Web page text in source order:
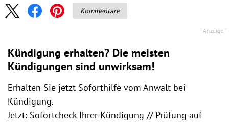
Kommentare
Kündigung erhalten? Die meisten
Kündigungen sind unwirksam!
Erhalten Sie jetzt Soforthilfe vom Anwalt bei
Kündigung.
Jetzt: Sofortcheck Ihrer Kündigung // Prüfung auf